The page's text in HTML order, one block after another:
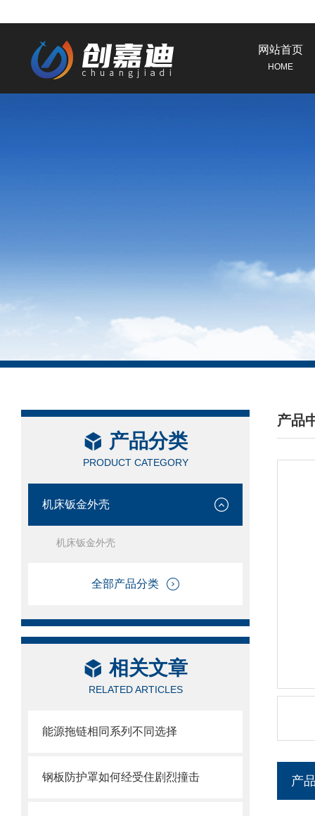
网站首页
HOME
产品分类
PRODUCT CATEGORY
机床钣金外壳
机床钣金外壳
全部产品分类
相关文章
RELATED ARTICLES
能源拖链相同系列不同选择
钢板防护罩如何经受住剧烈撞击
产品
/
产